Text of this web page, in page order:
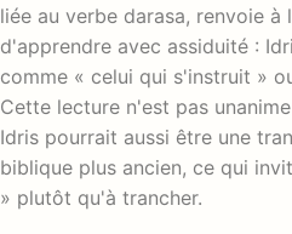
liée au verbe darasa, renvoie à
d'apprendre avec assiduité :
comme « celui qui s'instruit »
Cette lecture n'est pas
Idris pourrait aussi être une
biblique plus ancien, ce qui
» plutôt qu'à trancher.